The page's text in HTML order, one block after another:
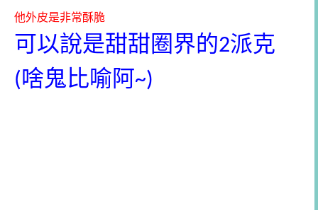
他外皮是非常酥脆
可以說是甜甜圈界的2派克
(啥鬼比喻阿~)